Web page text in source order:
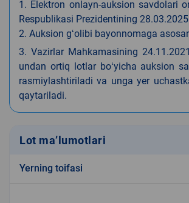
1. Elektron onlayn-auksion savdolari
Respublikasi Prezidentining
2. Auksion gʻolibi bayonnomaga
3. Vazirlar Mahkamasining
undan ortiq lotlar boʻyicha auksion
rasmiylashtiriladi va unga yer
qaytariladi.
Lot ma’lumotlari
Yerning toifasi